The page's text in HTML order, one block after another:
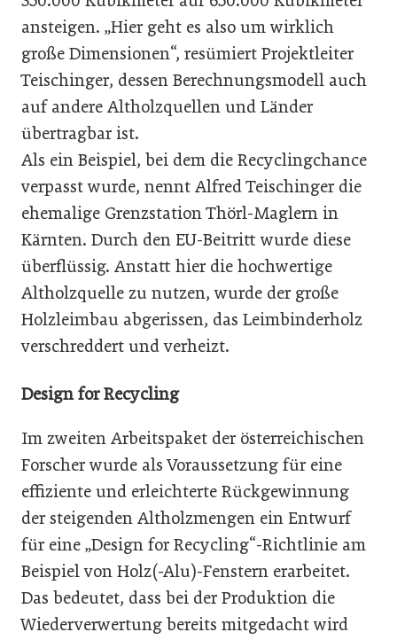
ansteigen. „Hier geht es also um wirklich
große Dimensionen“, resümiert Projektleiter
Teischinger, dessen Berechnungsmodell auch
auf andere Altholzquellen und Länder
übertragbar ist.
Als ein Beispiel, bei dem die Recyclingchance
verpasst wurde, nennt Alfred Teischinger die
ehemalige Grenzstation Thörl-Maglern in
Kärnten. Durch den EU-Beitritt wurde diese
überflüssig. Anstatt hier die hochwertige
Altholzquelle zu nutzen, wurde der große
Holzleimbau abgerissen, das Leimbinderholz
verschreddert und verheizt.
Design for Recycling
Im zweiten Arbeitspaket der österreichischen
Forscher wurde als Voraussetzung für eine
effiziente und erleichterte Rückgewinnung
der steigenden Altholzmengen ein Entwurf
für eine „Design for Recycling“-Richtlinie am
Beispiel von Holz(-Alu)-Fenstern erarbeitet.
Das bedeutet, dass bei der Produktion die
Wiederverwertung bereits mitgedacht wird